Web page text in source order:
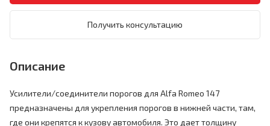
Получить консультацию
Описание
Усилители/соединители порогов для Alfa Romeo 147
предназначены для укрепления порогов в нижней части, там,
где они крепятся к кузову автомобиля. Это дает толщину